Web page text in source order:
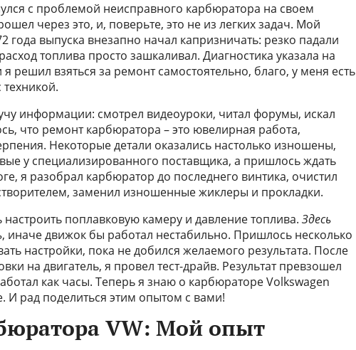
с проблемой неисправного карбюратора на своем
через это, и, поверьте, это не из легких задач. Мой
года выпуска внезапно начал капризничать: резко падали
топлива просто зашкаливал. Диагностика указала на
решил взяться за ремонт самостоятельно, благо, у меня есть
информации: смотрел видеоуроки, читал форумы, искал
что ремонт карбюратора – это ювелирная работа,
Некоторые детали оказались настолько изношены,
у специализированного поставщика, а пришлось ждать
я разобрал карбюратор до последнего винтика, очистил
заменил изношенные жиклеры и прокладки.
настроить поплавковую камеру и давление топлива. Здесь
, иначе движок бы работал нестабильно. Пришлось несколько
настройки, пока не добился желаемого результата. После
на двигатель, я провел тест-драйв. Результат превзошел
как часы. Теперь я знаю о карбюраторе Volkswagen
рад поделиться этим опытом с вами!
VW: Мой опыт